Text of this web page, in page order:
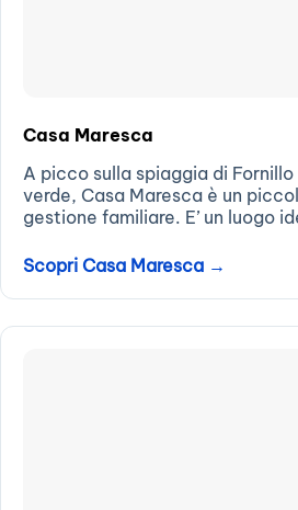
Casa Maresca
A picco sulla spiaggia di Fornillo
verde, Casa Maresca è un
gestione familiare. E’ un luogo
solo a due...
Scopri Casa Maresca →